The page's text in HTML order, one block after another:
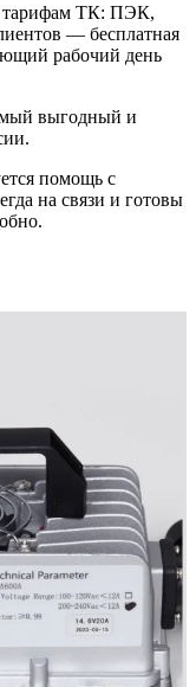
тарифам ТК: ПЭК,
— бесплатная
рабочий день
выгодный и
помощь с
на связи и готовы